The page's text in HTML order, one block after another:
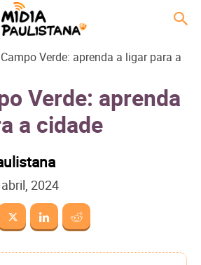
Verde: aprenda a ligar para a
Verde: aprenda
a cidade
2024